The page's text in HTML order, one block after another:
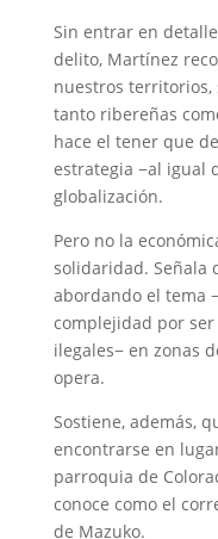
Sin entrar en
delito, Martínez
nuestros territorios,
tanto ribereñas
hace el tener que
estrategia −al igual
globalización.
Pero no la
solidaridad. Señala
abordando el tema
complejidad por
ilegales− en zonas
opera.
Sostiene, además,
encontrarse en
parroquia de
conoce como el
de Mazuko.